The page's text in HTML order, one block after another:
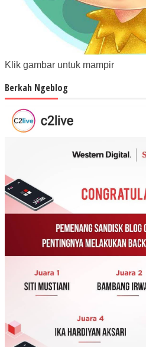
Klik gambar untuk mampir
Berkah Ngeblog